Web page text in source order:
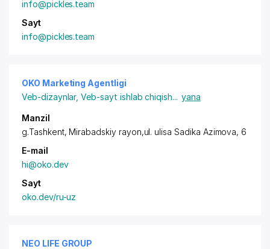
info@pickles.team
Sayt
info@pickles.team
OKO Marketing Agentligi
Veb-dizaynlar,Veb-sayt ishlab chiqish... yana
Manzil
g.Tashkent, Mirabadskiy rayon,ul. ulisa Sadika Azimova, 6
E-mail
hi@oko.dev
Sayt
oko.dev/ru-uz
NEO LIFE GROUP